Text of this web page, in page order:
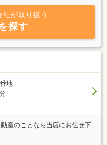
社が取り扱う
探す
地
産のことなら当店にお任せ下